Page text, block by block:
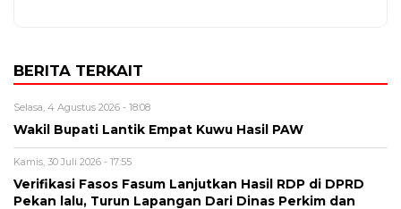
BERITA TERKAIT
Selasa, 4 Agustus 2026 - 18:08
Wakil Bupati Lantik Empat Kuwu Hasil PAW
Kamis, 30 Juli 2026 - 17:55
Verifikasi Fasos Fasum Lanjutkan Hasil RDP di DPRD
Pekan lalu, Turun Lapangan Dari Dinas Perkim dan